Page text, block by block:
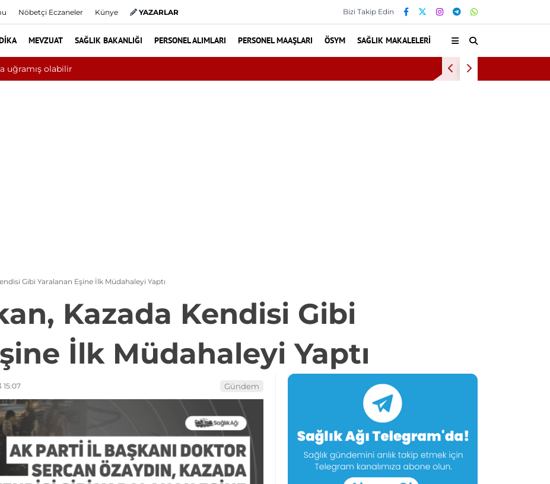
Nöbetçi Eczaneler Künye YAZARLAR Bizi Takip Edin
MEVZUAT SAĞLIK BAKANLIĞI PERSONEL ALIMLARI PERSONEL MAAŞLARI ÖSYM SAĞLIK MAKALELERI
Yılın ilk 6 ayında 10 bini aşkın hasta hiperbarik oksijen tedavisinden yararlandı
Gibi Yaralanan Eşine İlk Müdahaleyi Yaptı
Kazada Kendisi Gibi
İlk Müdahaleyi Yaptı
Gündem